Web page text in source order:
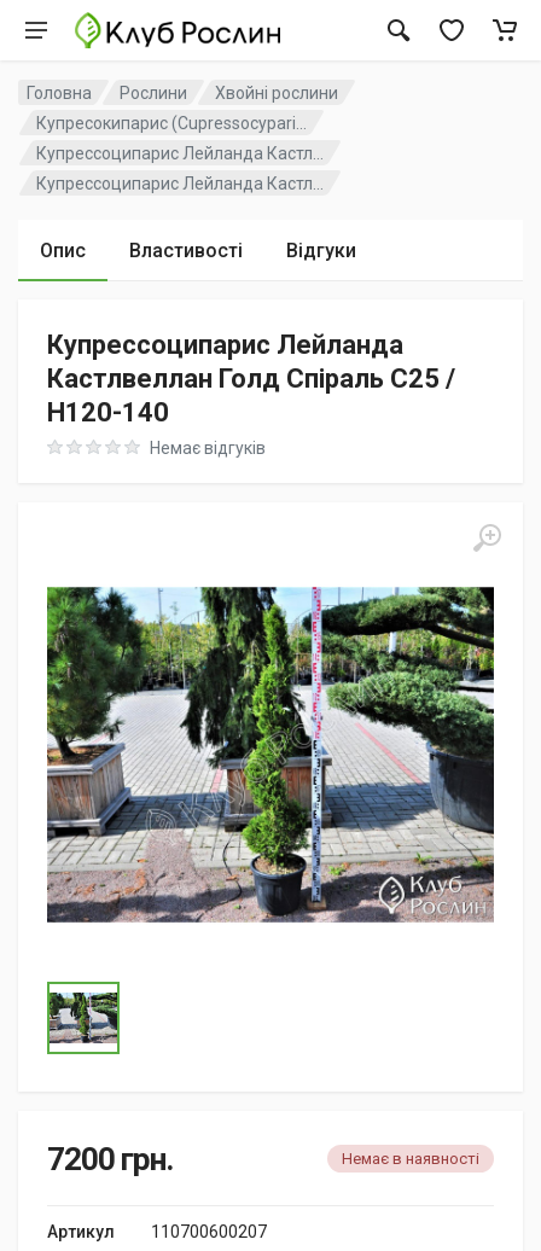
Головна Рослини
Хвойні рослини
Купресокипарис (Cupressocypari...
Купрессоципарис Лейланда Кастл...
Купрессоципарис Лейланда Кастл...
Опис Властивості Відгуки
Купрессоципарис Лейланда
Кастлвеллан Голд Спіраль C25 /
H120-140
Rating: 0 out of 5Немає відгуків
7200 грн. Немає в наявності
Артикул
110700600207